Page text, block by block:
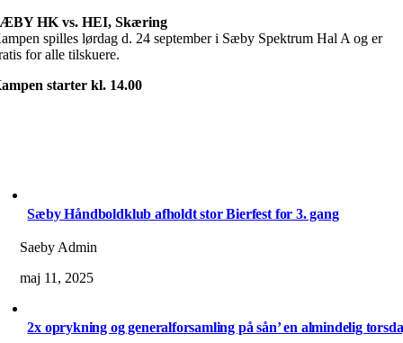
HK vs. HEI, Skæring
spilles lørdag d. 24 september i Sæby Spektrum Hal A og er
for alle tilskuere.
starter kl. 14.00
Sæby Håndboldklub afholdt stor Bierfest for 3. gang
Saeby Admin
maj 11, 2025
2x oprykning og generalforsamling på sån’ en almindelig